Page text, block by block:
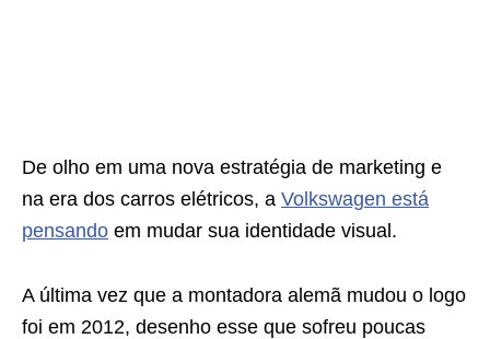
De olho em uma nova estratégia de marketing e
na era dos carros elétricos, a Volkswagen está
pensando em mudar sua identidade visual.
A última vez que a montadora alemã mudou o logo
foi em 2012, desenho esse que sofreu poucas